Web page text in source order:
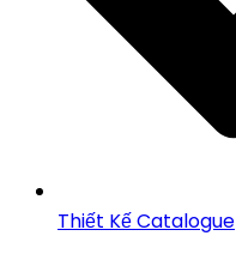
Thiết Kế Catalogue